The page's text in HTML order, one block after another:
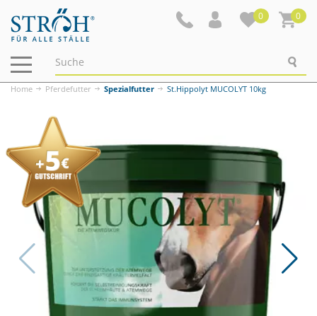
0 0
Navigation
ein-/ausblenden
Home Pferdefutter Spezialfutter St.Hippolyt MUCOLYT 10kg